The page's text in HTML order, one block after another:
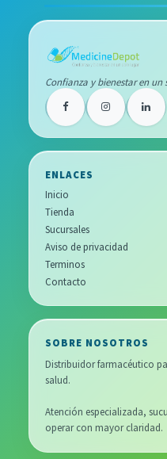
Confianza y bienestar en un
ENLACES
Inicio
Tienda
Sucursales
Aviso de privacidad
Terminos
Contacto
SOBRE NOSOTROS
Distribuidor farmacéutico
salud.
Atención especializada,
operar con mayor claridad.